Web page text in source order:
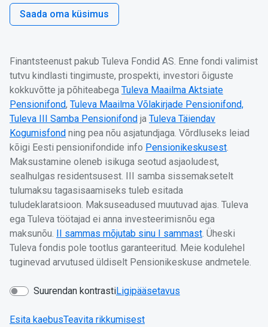
Saada oma küsimus
Finantsteenust pakub Tuleva Fondid AS. Enne fondi valimist
tutvu kindlasti tingimuste, prospekti, investori õiguste
kokkuvõtte ja põhiteabega Tuleva Maailma Aktsiate
Pensionifond, Tuleva Maailma Võlakirjade Pensionifond,
Tuleva III Samba Pensionifond ja Tuleva Täiendav
Kogumisfond ning pea nõu asjatundjaga. Võrdluseks leiad
kõigi Eesti pensionifondide info Pensionikeskusest.
Maksustamine oleneb isikuga seotud asjaoludest,
sealhulgas residentsusest. III samba sissemaksetelt
tulumaksu tagasisaamiseks tuleb esitada
tuludeklaratsioon. Maksuseadused muutuvad ajas. Tuleva
ega Tuleva töötajad ei anna investeerimisnõu ega
maksunõu.
II sammas mõjutab sinu I sammast. Üheski
Tuleva fondis pole tootlus garanteeritud. Meie kodulehel
tuginevad arvutused üldiselt Pensionikeskuse andmetele.
Suurendan kontrastiLigipääsetavus
Esita kaebusTeavita rikkumisest